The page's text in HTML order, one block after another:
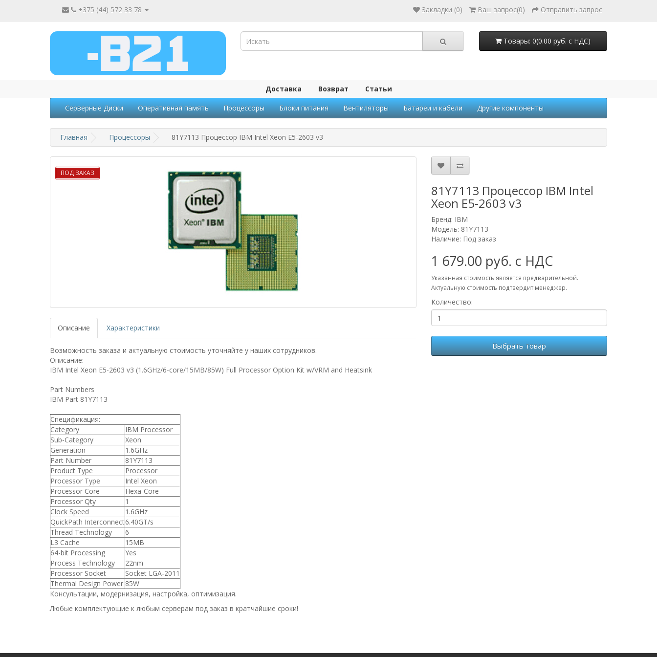
+375 (44) 572 33 78 Закладки (0) Ваш запрос(0) Отправить запрос
Товары: 0(0.00 руб. с НДС)
Доставка Возврат Статьи
Серверные Диски Оперативная память Процессоры Блоки питания Вентиляторы Батареи и кабели Другие компоненты
Главная Процессоры 81Y7113 Процессор IBM Intel Xeon E5-2603 v3
ПОД ЗАКАЗ
Описание Характеристики
Возможность заказа и актуальную стоимость уточняйте у наших сотрудников.
Описание:
IBM Intel Xeon E5-2603 v3 (1.6GHz/6-core/15MB/85W) Full Processor Option Kit w/VRM and Heatsink
Part Numbers
IBM Part 81Y7113
Спецификация:
Category
IBM Processor
Sub-Category
Xeon
Generation
1.6GHz
Part Number
81Y7113
Product Type
Processor
Processor Type
Intel Xeon
Processor Core
Hexa-Core
Processor Qty
1
Clock Speed
1.6GHz
QuickPath Interconnect6.40GT/s
Thread Technology
6
L3 Cache
15MB
64-bit Processing
Yes
Process Technology
22nm
Processor Socket
Socket LGA-2011
Thermal Design Power 85W
Консультации, модернизация, настройка, оптимизация.
Любые комплектующие к любым серверам под заказ в кратчайшие сроки!
81Y7113 Процессор IBM Intel
Xeon E5-2603 v3
Бренд: IBM
Модель: 81Y7113
Наличие: Под заказ
1 679.00 руб. с НДС
Указанная стоимость является предварительной.
Актуальную стоимость подтвердит менеджер.
Количество:
Выбрать товар